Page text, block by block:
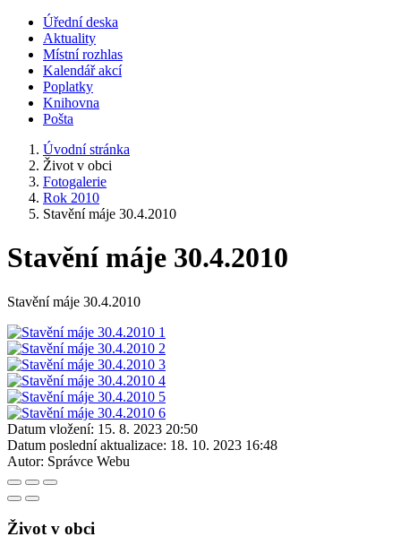
Úřední deska
Aktuality
Místní rozhlas
Kalendář akcí
Poplatky
Knihovna
Pošta
Úvodní stránka
Život v obci
Fotogalerie
Rok 2010
Stavění máje 30.4.2010
Stavění máje 30.4.2010
Stavění máje 30.4.2010
Datum vložení: 15. 8. 2023 20:50
Datum poslední aktualizace: 18. 10. 2023 16:48
Autor: Správce Webu
Život v obci